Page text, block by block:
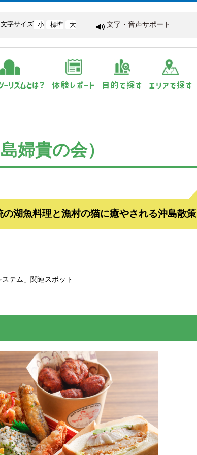
文字サイズ 小 標準 大 文字・音声サポート
婦貴の会）
の湖魚料理と漁村の猫に癒やされる沖島散策
テム」関連スポット